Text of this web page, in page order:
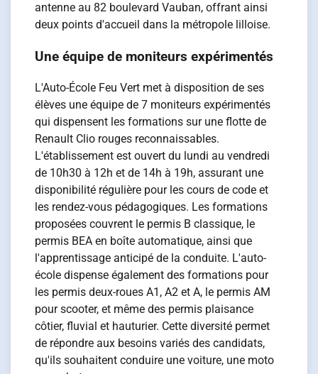
antenne au 82 boulevard Vauban, offrant ainsi
deux points d'accueil dans la métropole lilloise.
Une équipe de moniteurs expérimentés
L'Auto-École Feu Vert met à disposition de ses
élèves une équipe de 7 moniteurs expérimentés
qui dispensent les formations sur une flotte de
Renault Clio rouges reconnaissables.
L'établissement est ouvert du lundi au vendredi
de 10h30 à 12h et de 14h à 19h, assurant une
disponibilité régulière pour les cours de code et
les rendez-vous pédagogiques. Les formations
proposées couvrent le permis B classique, le
permis BEA en boîte automatique, ainsi que
l'apprentissage anticipé de la conduite. L'auto-
école dispense également des formations pour
les permis deux-roues A1, A2 et A, le permis AM
pour scooter, et même des permis plaisance
côtier, fluvial et hauturier. Cette diversité permet
de répondre aux besoins variés des candidats,
qu'ils souhaitent conduire une voiture, une moto